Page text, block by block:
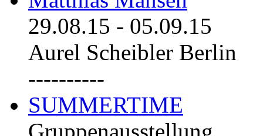
29.08.15 - 05.09.15
Aurel Scheibler Berlin
----------
SUMMERTIME
Gruppenausstellung